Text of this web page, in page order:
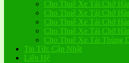
Cho Thuê Xe Tải Chở
Cho Thuê Xe Tải Chở
Cho Thuê Xe Tải Chở
Cho Thuê Xe Tải Chở
Cho Thuê Xe Tải Thùng
Tin Tức Cập Nhật
Liên Hệ